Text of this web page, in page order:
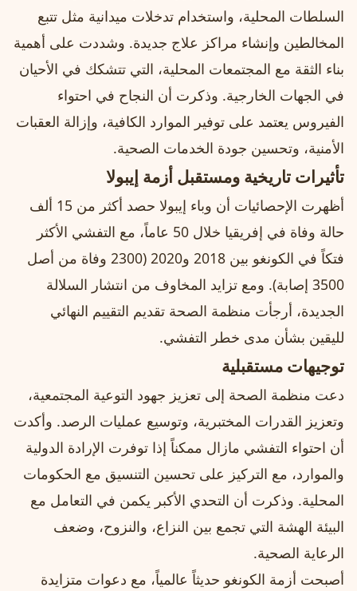
السلطات المحلية، واستخدام تدخلات ميدانية مثل تتبع
المخالطين وإنشاء مراكز علاج جديدة. وشددت على أهمية
بناء الثقة مع المجتمعات المحلية، التي تتشكك في الأحيان
في الجهات الخارجية. وذكرت أن النجاح في احتواء
الفيروس يعتمد على توفير الموارد الكافية، وإزالة العقبات
الأمنية، وتحسين جودة الخدمات الصحية.
تأثيرات تاريخية ومستقبل أزمة إيبولا
أظهرت الإحصائيات أن وباء إيبولا حصد أكثر من 15 ألف
حالة وفاة في إفريقيا خلال 50 عاماً، مع التفشي الأكثر
فتكاً في الكونغو بين 2018 و2020 (2300 وفاة من أصل
3500 إصابة). ومع تزايد المخاوف من انتشار السلالة
الجديدة، أرجأت منظمة الصحة تقديم التقييم النهائي
لليقين بشأن مدى خطر التفشي.
توجيهات مستقبلية
دعت منظمة الصحة إلى تعزيز جهود التوعية المجتمعية،
وتعزيز القدرات المختبرية، وتوسيع عمليات الرصد. وأكدت
أن احتواء التفشي مازال ممكناً إذا توفرت الإرادة الدولية
والموارد، مع التركيز على تحسين التنسيق مع الحكومات
المحلية. وذكرت أن التحدي الأكبر يكمن في التعامل مع
البيئة الهشة التي تجمع بين النزاع، والنزوح، وضعف
الرعاية الصحية.
أصبحت أزمة الكونغو حديثاً عالمياً، مع دعوات متزايدة